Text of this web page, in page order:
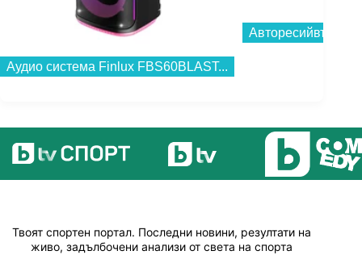
Аудио система Finlux FBS60BLAST...
Авторесийвър
Твоят спортен портал. Последни новини, резултати на
живо, задълбочени анализи от света на спорта